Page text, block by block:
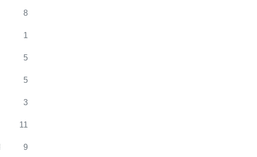
8
1
5
5
3
11
9